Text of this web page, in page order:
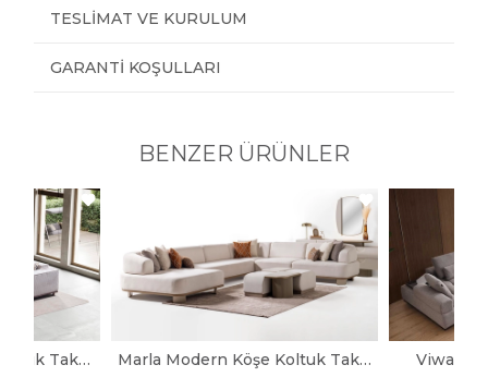
TESLIMAT VE KURULUM
GARANTI KOŞULLARI
BENZER ÜRÜNLER
Noya Modern Köşe Koltuk Takımı Marla Modern Köşe Koltuk Takımı Viwax